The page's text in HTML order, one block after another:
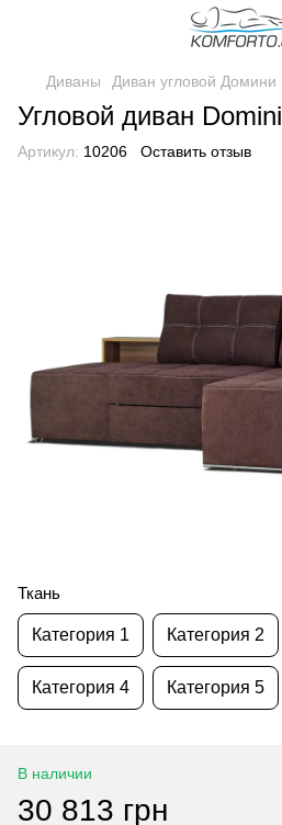
Диваны Диван угловой Домини
Угловой диван Domini
Артикул: 10206 Оставить отзыв
Ткань
Категория 1 Категория 2
Категория 4 Категория 5
В наличии
30 813 грн